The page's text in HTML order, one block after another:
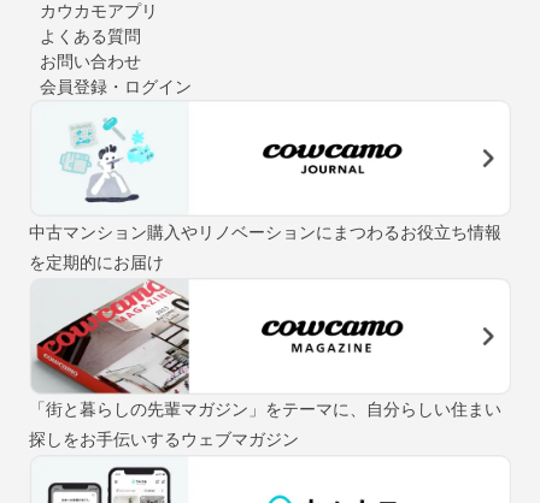
カウカモアプリ
よくある質問
お問い合わせ
会員登録・ログイン
中古マンション購入やリノベーションにまつわるお役立ち情報
を定期的にお届け
「街と暮らしの先輩マガジン」をテーマに、自分らしい住まい
探しをお手伝いするウェブマガジン